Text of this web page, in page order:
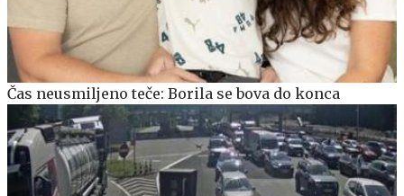
Čas neusmiljeno teče: Borila se bova do konca